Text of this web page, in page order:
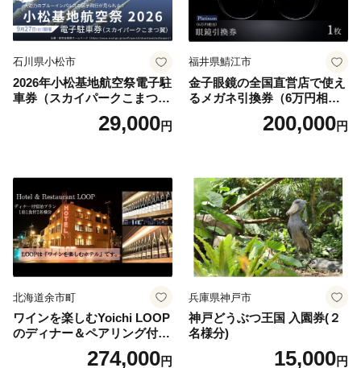
石川県小松市
2026年小松基地航空祭電子駐
車券（スカイパークこまつ
翼） 駐車場 シャトルバスの
りばすぐ 石川県 小松市
29,000円
福井県鯖江市
金子眼鏡の全国直営店で使え
るメガネ引換券（6万円相
当） Platinum200,000円
北海道余市町
ワインを楽しむYoichi LOOP
のディナー＆ペアリング付宿
泊プラン＜デラックスツイン
274,000円
兵庫県神戸市
神戸どうぶつ王国 入園券(２
名様分)
15,000円